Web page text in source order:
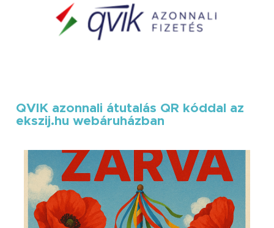
QVIK azonnali átutalás QR kóddal az
ekszij.hu webáruházban